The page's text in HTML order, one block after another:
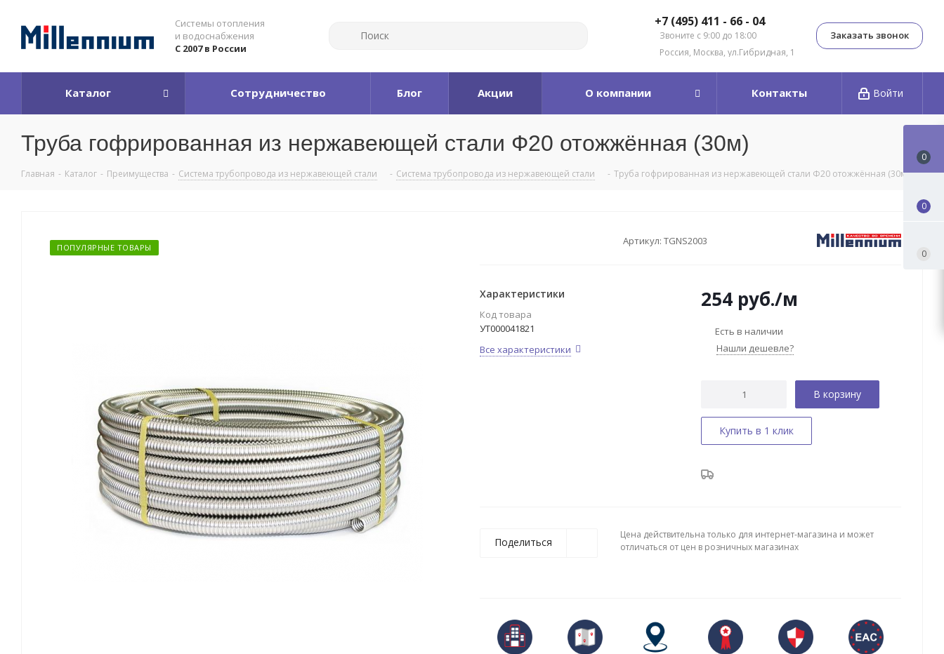
Системы отопления
и водоснабжения
С 2007 в России
+7 (495) 411 - 66 - 04
Звоните с 9:00 до 18:00
Россия, Москва, ул.Гибридная, 1
Заказать звонок
Войти
Каталог Сотрудничество Блог Акции О компании Контакты
Труба гофрированная из нержавеющей стали Ф20 отожжённая (30м)
Главная - Каталог - Преимущества - Система трубопровода из нержавеющей стали - Система трубопровода из нержавеющей стали - Труба гофрированная из нержавеющей стали Ф20 отожжённая (30м)
ПОПУЛЯРНЫЕ ТОВАРЫ
Артикул: TGNS2003
Характеристики
Код товара
УТ000041821
Все характеристики
254 руб./м
Есть в наличии
Нашли дешевле?
В корзину
Купить в 1 клик
Поделиться
Цена действительна только для интернет-магазина и может
отличаться от цен в розничных магазинах
0
0
0